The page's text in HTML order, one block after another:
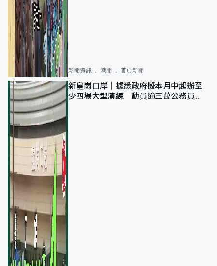
新聞資訊 港聞 首頁新聞
新皇崗口岸｜據悉政府擬本月中起辦至
少四場大型演練 動員逾三萬公務員人